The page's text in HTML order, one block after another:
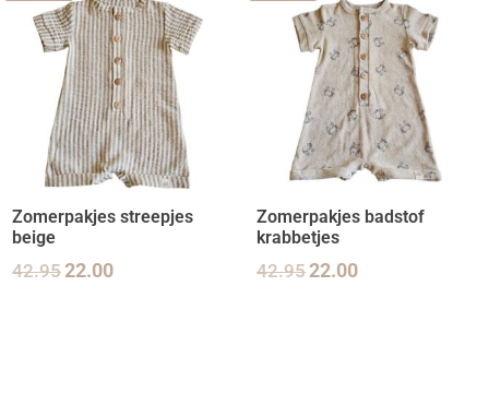
Zomerpakjes streepjes
beige
42.9522.00
Zomerpakjes badstof
krabbetjes
42.9522.00